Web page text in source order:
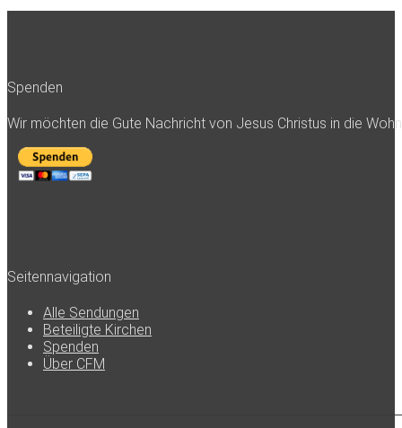
Spenden
Wir möchten die Gute Nachricht von Jesus Christus in die
Seitennavigation
Alle Sendungen
Beteiligte Kirchen
Spenden
Über CFM